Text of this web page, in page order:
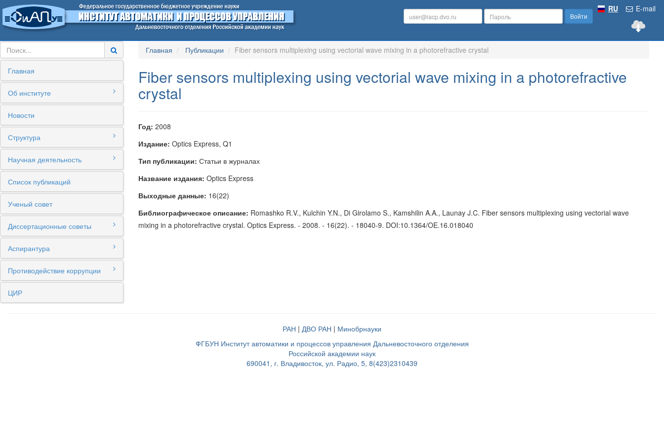
E-mail
RU
Войти
Главная
Об институте
Новости
Структура
Научная деятельность
Список публикаций
Ученый совет
Диссертационные советы
Аспирантура
Противодействие коррупции
ЦИР
Главная Публикации Fiber sensors multiplexing using vectorial wave mixing in a photorefractive crystal
Fiber sensors multiplexing using vectorial wave mixing in a photorefractive
crystal
Год: 2008
Издание: Optics Express, Q1
Тип публикации: Статьи в журналах
Название издания: Optics Express
Выходные данные: 16(22)
Библиографическое описание: Romashko R.V., Kulchin Y.N., Di Girolamo S., Kamshilin A.A., Launay J.C. Fiber sensors multiplexing using vectorial wave
mixing in a photorefractive crystal. Optics Express. - 2008. - 16(22). - 18040-9. DOI:10.1364/OE.16.018040
РАН | ДВО РАН | Минобрнауки
ФГБУН Институт автоматики и процессов управления Дальневосточного отделения
Российской академии наук
690041, г. Владивосток, ул. Радио, 5, 8(423)2310439